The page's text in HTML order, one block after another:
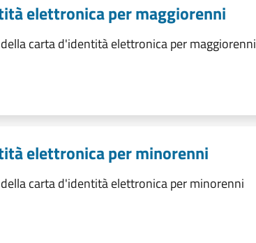
elettronica per maggiorenni
carta d'identità elettronica per maggiorenni
elettronica per minorenni
carta d'identità elettronica per minorenni